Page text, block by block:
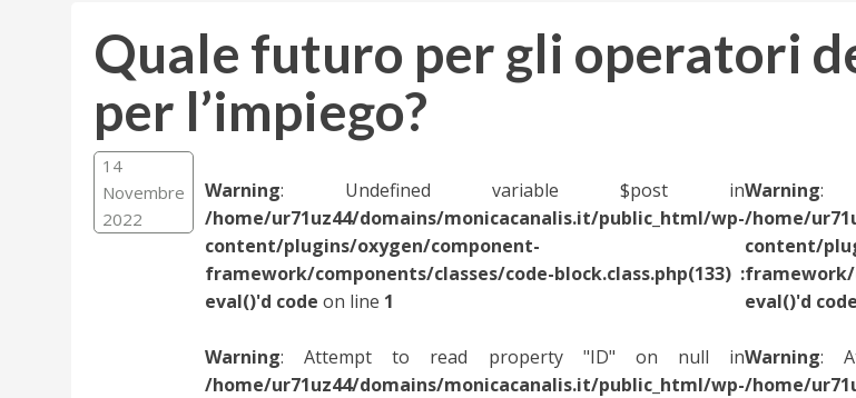
Quale futuro per gli operatori
per l’impiego?
14
Novembre
2022
Warning: Undefined variable $post in
/home/ur71uz44/domains/monicacanalis.it/public_html/wp-
content/plugins/oxygen/component-
framework/components/classes/code-block.class.php(133) :
eval()'d code on line 1
Warning: Attempt to read property "ID" on null in
/home/ur71uz44/domains/monicacanalis.it/public_html/wp-
Warning:
/home/
content/
framework/
eval()'d code
Warning:
/home/